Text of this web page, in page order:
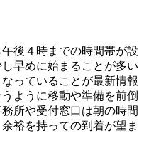
後４時までの時間帯が設
早めに始まることが多い
っていることが最新情報
ように移動や準備を前倒
所や受付窓口は朝の時間
裕を持っての到着が望ま